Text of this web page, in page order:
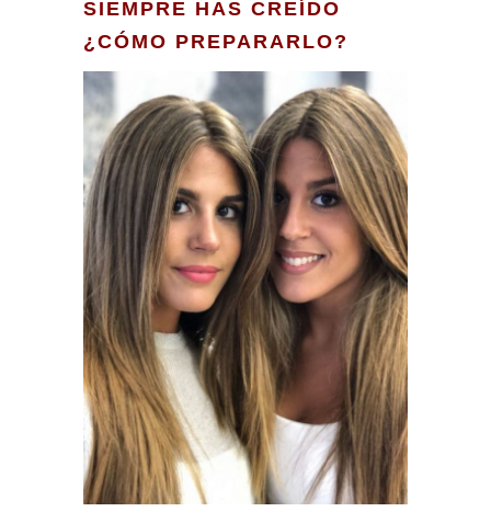
SIEMPRE HAS CREÍDO
¿CÓMO PREPARARLO?